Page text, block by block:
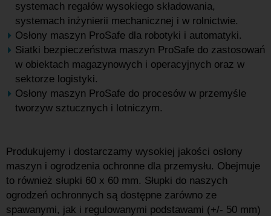
systemach regałów wysokiego składowania,
systemach inżynierii mechanicznej i w rolnictwie.
Osłony maszyn ProSafe dla robotyki i automatyki.
Siatki bezpieczeństwa maszyn ProSafe do zastosowań
w obiektach magazynowych i operacyjnych oraz w
sektorze logistyki.
Osłony maszyn ProSafe do procesów w przemyśle
tworzyw sztucznych i lotniczym.
Produkujemy i dostarczamy wysokiej jakości osłony
maszyn i ogrodzenia ochronne dla przemysłu. Obejmuje
to również słupki 60 x 60 mm. Słupki do naszych
ogrodzeń ochronnych są dostępne zarówno ze
spawanymi, jak i regulowanymi podstawami (+/- 50 mm)